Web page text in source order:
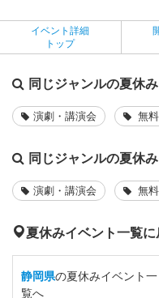
イベント詳細
トップ
同じジャンルの夏休
演劇・講演会 無
同じジャンルの夏休
演劇・講演会 無
夏休みイベント一覧に
静岡県の夏休みイベント一
覧へ